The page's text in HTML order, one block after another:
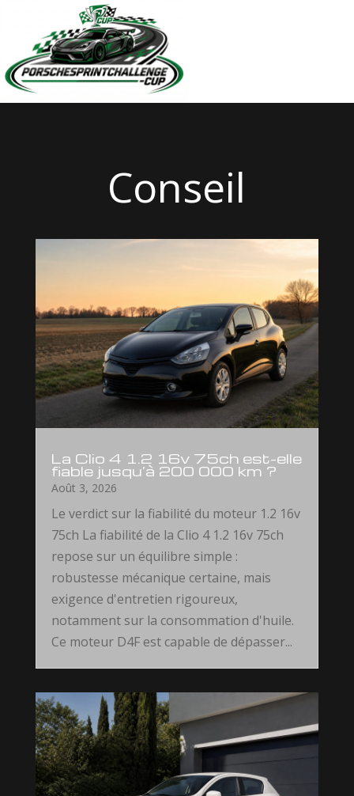
Conseil
La Clio 4 1.2 16v 75ch est-elle
fiable jusqu’à 200 000 km ?
Août 3, 2026
Le verdict sur la fiabilité du moteur 1.2 16v
75ch La fiabilité de la Clio 4 1.2 16v 75ch
repose sur un équilibre simple :
robustesse mécanique certaine, mais
exigence d'entretien rigoureux,
notamment sur la consommation d'huile.
Ce moteur D4F est capable de dépasser...